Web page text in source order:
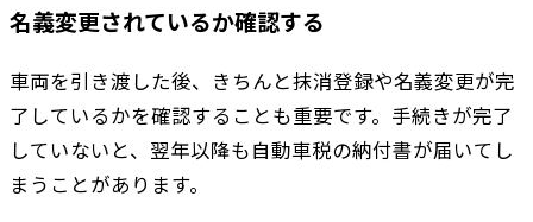
名義変更されているか確認する
車両を引き渡した後、きちんと抹消登録や名義変更が完
了しているかを確認することも重要です。手続きが完了
していないと、翌年以降も自動車税の納付書が届いてし
まうことがあります。